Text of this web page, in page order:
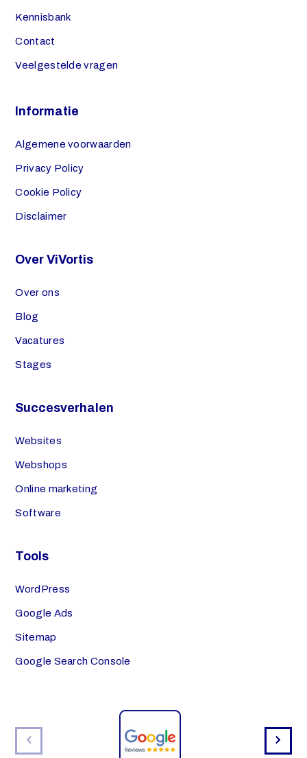
Kennisbank
Contact
Veelgestelde vragen
Informatie
Algemene voorwaarden
Privacy Policy
Cookie Policy
Disclaimer
Over ViVortis
Over ons
Blog
Vacatures
Stages
Succesverhalen
Websites
Webshops
Online marketing
Software
Tools
WordPress
Google Ads
Sitemap
Google Search Console